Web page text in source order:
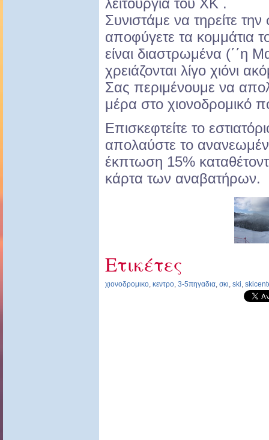
λειτουργία του ΧΚ .
Συνιστάμε να τηρείτε
αποφύγετε τα κομμάτια
είναι διαστρωμένα (΄΄η
χρειάζονται λίγο χιόνι
Σας περιμένουμε να
μέρα στο χιονοδρομικό
Επισκεφτείτε το
απολαύστε το
έκπτωση 15%
κάρτα των αναβατήρων.
Ετικέτες
χιονοδρομικο, κεντρο, 3-5πηγαδια, σκι, ski,